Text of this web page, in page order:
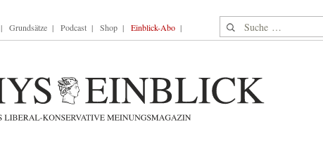
Grundsätze Podcast Shop Einblick-Abo Suche nach: